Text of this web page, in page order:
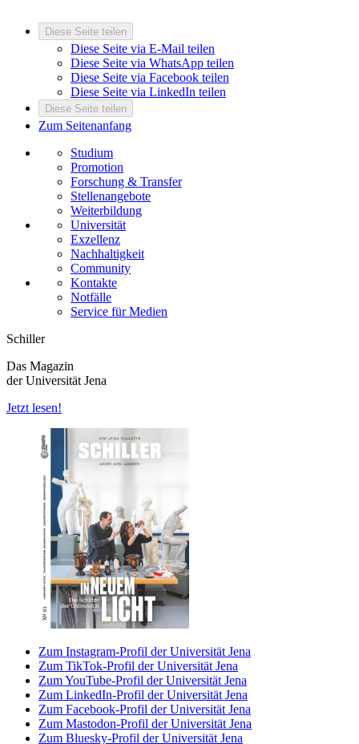
Diese Seite teilen
Diese Seite via E-Mail teilen
Diese Seite via WhatsApp teilen
Diese Seite via Facebook teilen
Diese Seite via LinkedIn teilen
Diese Seite teilen
Zum Seitenanfang
Studium
Promotion
Forschung & Transfer
Stellenangebote
Weiterbildung
Universität
Exzellenz
Nachhaltigkeit
Community
Kontakte
Notfälle
Service für Medien
Schiller
Das Magazin
der Universität Jena
Jetzt lesen!
Zum Instagram-Profil der Universität Jena
Zum TikTok-Profil der Universität Jena
Zum YouTube-Profil der Universität Jena
Zum LinkedIn-Profil der Universität Jena
Zum Facebook-Profil der Universität Jena
Zum Mastodon-Profil der Universität Jena
Zum Bluesky-Profil der Universität Jena